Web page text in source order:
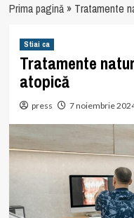
Prima pagină» Tratamente
Stiai ca
Tratamente
atopică
press 7 noiembrie